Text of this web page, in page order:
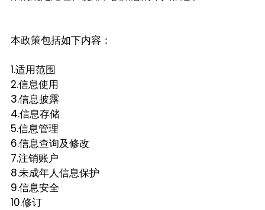
本政策包括如下内容：
1.适用范围
2.信息使用
3.信息披露
4.信息存储
5.信息管理
6.信息查询及修改
7.注销账户
8.未成年人信息保护
9.信息安全
10.修订